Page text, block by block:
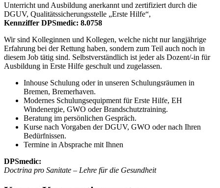
Unterricht und Ausbildung anerkannt und zertifiziert durch die
DGUV, Qualitätssicherungsstelle „Erste Hilfe“,
Kennziffer DPSmedic: 8.0758
Wir sind Kolleginnen und Kollegen, welche nicht nur langjährige
Erfahrung bei der Rettung haben, sondern zum Teil auch noch in
diesem Job tätig sind. Selbstverständlich ist jeder als Dozent/-in für
Ausbildung in Erste Hilfe geschult und zugelassen.
Inhouse Schulung oder in unseren Schulungsräumen in
Bremen, Bremerhaven.
Modernes Schulungsequipment für Erste Hilfe, EH
Windenergie, GWO oder Brandschutztraining.
Beratung im persönlichen Gespräch.
Kurse nach Vorgaben der DGUV, GWO oder nach Ihren
Bedürfnissen.
Termine in Absprache mit Ihnen
DPSmedic:
Doctrina pro Sanitate – Lehre für die Gesundheit